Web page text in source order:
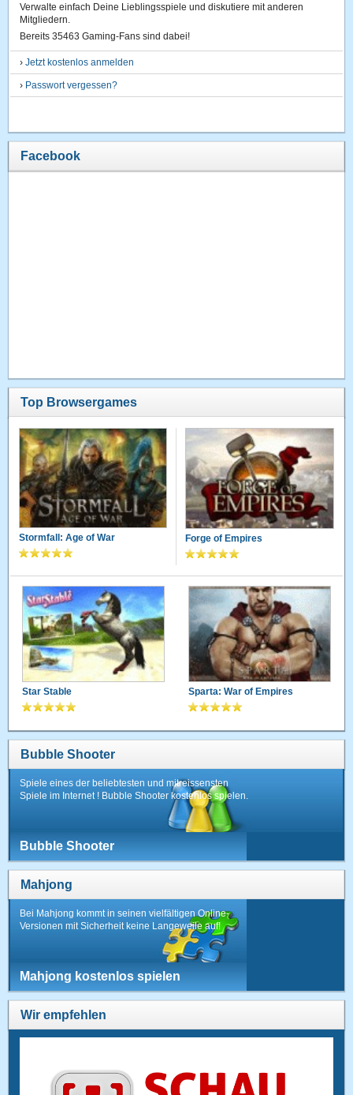
Verwalte einfach Deine Lieblingsspiele und diskutiere mit anderen
Mitgliedern.
Bereits 35463 Gaming-Fans sind dabei!
›Jetzt kostenlos anmelden
› Passwort vergessen?
Facebook
Top Browsergames
Stormfall: Age of War Forge of Empires
Star Stable Sparta: War of Empires
Bubble Shooter
Spiele eines der beliebtesten und mitreissensten
Spiele im Internet ! Bubble Shooter kostenlos spielen.
Bubble Shooter
Mahjong
Bei Mahjong kommt in seinen vielfältigen Online-
Versionen mit Sicherheit keine Langeweile auf!
Mahjong kostenlos spielen
Wir empfehlen